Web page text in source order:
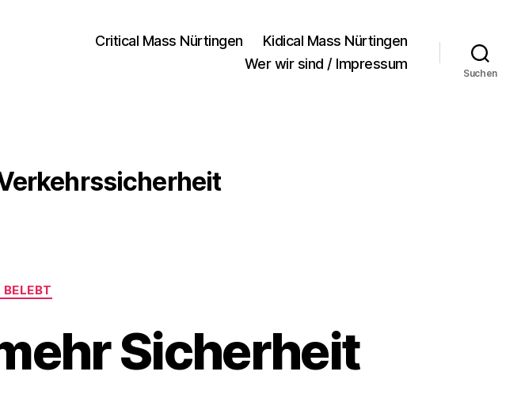
Critical Mass Nürtingen
Kidical Mass Nürtingen
Wer wir sind / Impressum
Suchen
Sicherheit